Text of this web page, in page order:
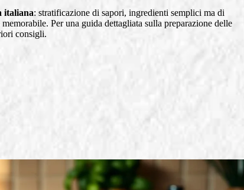
italiana: stratificazione di sapori, ingredienti semplici ma di
memorabile. Per una guida dettagliata sulla preparazione delle
consigli.